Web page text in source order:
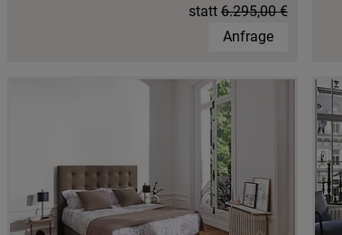
statt 6.295,00 €
Anfrage